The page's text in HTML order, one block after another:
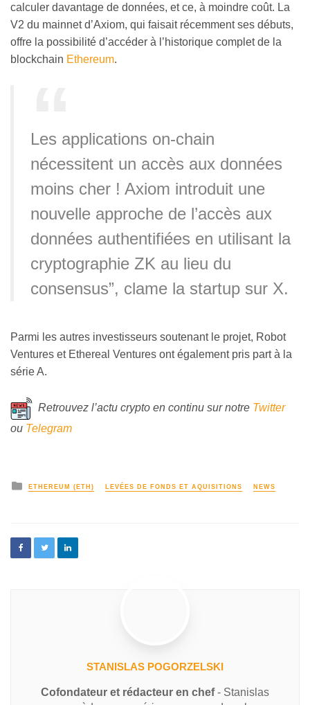
calculer davantage de données, et ce, à moindre coût. La
V2 du mainnet d’Axiom, qui faisait récemment ses débuts,
offre la possibilité d’accéder à l’historique complet de la
blockchain Ethereum.
Les applications on-chain
nécessitent un accès aux données
moins cher ! Axiom introduit une
nouvelle approche de l’accès aux
données authentifiées en utilisant la
cryptographie ZK au lieu du
consensus”, clame la startup sur X.
Parmi les autres investisseurs soutenant le projet, Robot
Ventures et Ethereal Ventures ont également pris part à la
série A.
Retrouvez l’actu crypto en continu sur notre Twitter
ou Telegram
ETHEREUM (ETH) LEVÉES DE FONDS ET AQUISITIONS NEWS
STANISLAS POGORZELSKI
Cofondateur et rédacteur en chef- Stanislas